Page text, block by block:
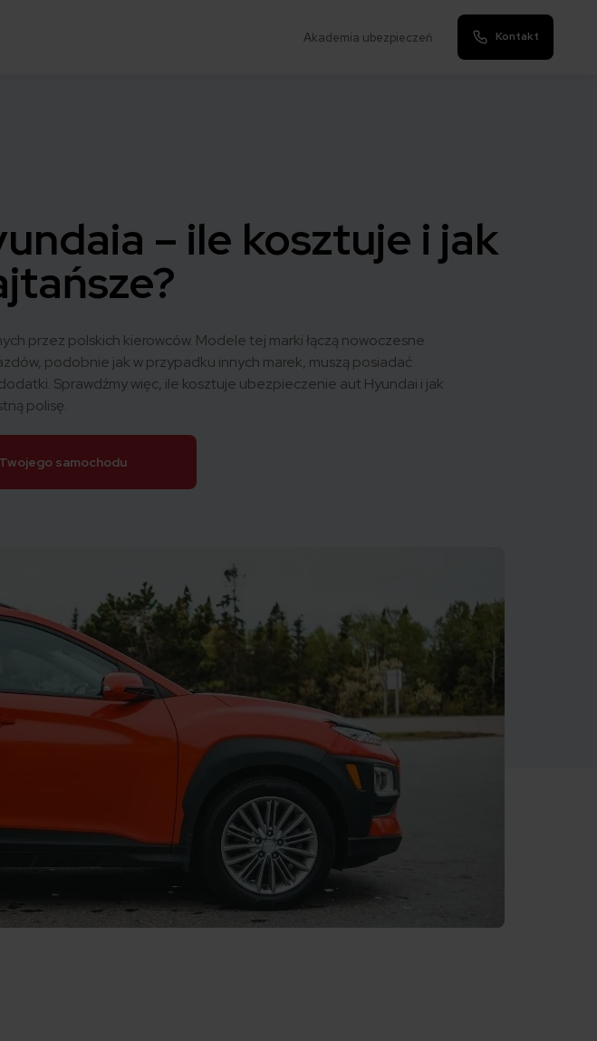
Akademia ubezpieczeń Kontakt
– ile kosztuje i jak
przez polskich kierowców. Modele tej marki łączą nowoczesne
podobnie jak w przypadku innych marek, muszą posiadać
Sprawdźmy więc, ile kosztuje ubezpieczenie aut Hyundai i jak
polisę.
samochodu